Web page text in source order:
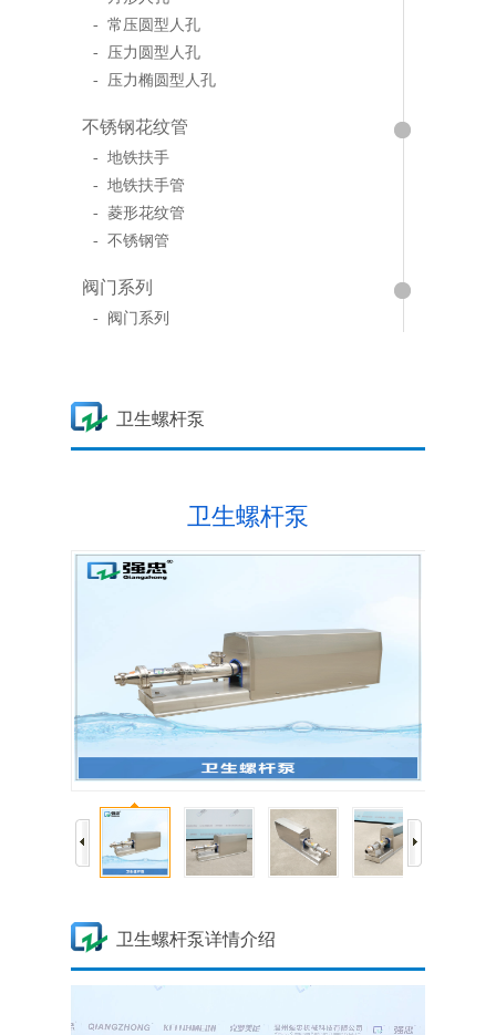
- 常压圆型人孔
- 压力圆型人孔
- 压力椭圆型人孔
不锈钢花纹管
- 地铁扶手
- 地铁扶手管
- 菱形花纹管
- 不锈钢管
阀门系列
- 阀门系列
卫生螺杆泵
卫生螺杆泵
卫生螺杆泵详情介绍